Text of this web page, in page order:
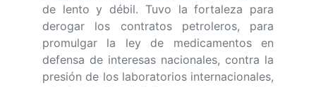
de lento y débil. Tuvo la fortaleza para
derogar los contratos petroleros, para
promulgar la ley de medicamentos en
defensa de interesas nacionales, contra la
presión de los laboratorios internacionales,